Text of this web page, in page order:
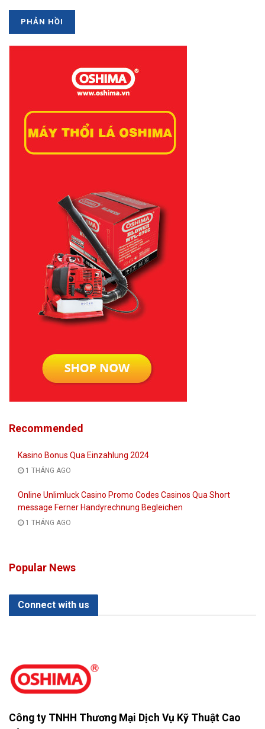
Recommended
Kasino Bonus Qua Einzahlung 2024
1 THÁNG AGO
Online Unlimluck Casino Promo Codes Casinos Qua Short
message Ferner Handyrechnung Begleichen
1 THÁNG AGO
Popular News
Connect with us
Công ty TNHH Thương Mại Dịch Vụ Kỹ Thuật Cao